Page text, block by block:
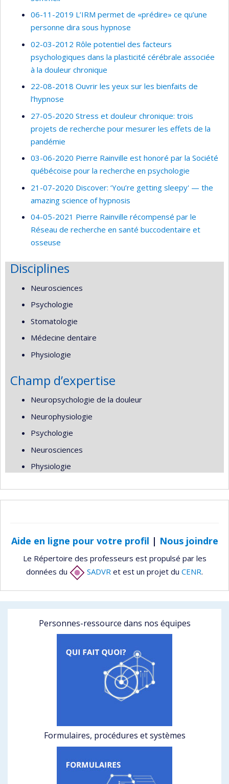
06-11-2019 L’IRM permet de «prédire» ce qu’une
personne dira sous hypnose
02-03-2012 Rôle potentiel des facteurs
psychologiques dans la plasticité cérébrale associée
à la douleur chronique
22-08-2018 Ouvrir les yeux sur les bienfaits de
l’hypnose
27-05-2020 Stress et douleur chronique: trois
projets de recherche pour mesurer les effets de la
pandémie
03-06-2020 Pierre Rainville est honoré par la Société
québécoise pour la recherche en psychologie
21-07-2020 Discover: ‘You’re getting sleepy' — the
amazing science of hypnosis
04-05-2021 Pierre Rainville récompensé par le
Réseau de recherche en santé buccodentaire et
osseuse
Disciplines
Neurosciences
Psychologie
Stomatologie
Médecine dentaire
Physiologie
Champ d’expertise
Neuropsychologie de la douleur
Neurophysiologie
Psychologie
Neurosciences
Physiologie
Aide en ligne pour votre profil | Nous joindre
Le Répertoire des professeurs est propulsé par les
données du
SADVR et est un projet du CENR.
Personnes-ressource dans nos équipes
Formulaires, procédures et systèmes